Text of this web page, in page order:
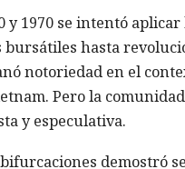
y 1970 se intentó
hasta
notoriedad en el
Pero la
y especulativa.
demostró